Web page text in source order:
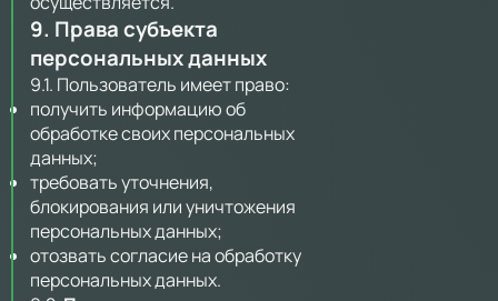
9. Права субъекта
персональных данных
9.1. Пользователь имеет право:
получить информацию об
обработке своих персональных
данных;
требовать уточнения,
блокирования или уничтожения
персональных данных;
отозвать согласие на обработку
персональных данных.